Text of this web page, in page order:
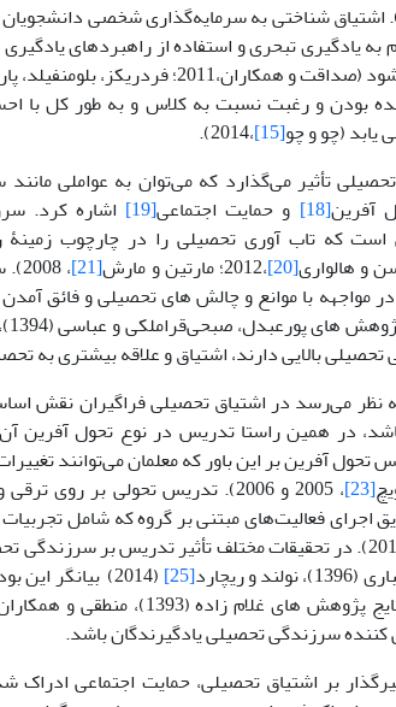
فن، نقو، 2016). اشتیاق شناختی به سرمایه‌گذاری شخصی
به یادگیری تبحری و استفاده از راهبردهای
فردریکز، بلومنفیلد، پاریس
بودن و رغبت نسبت به کلاس و به طور کل با
یابد (چو و چو[15]
،2014).
تأثیر می‌گذارد که می‌توان به عواملی
آفرین[18] و حمایت اجتماعی[19]
اشاره کرد.
است که تاب آوری تحصیلی را در چارچوب
و هالواری[20] ،2012؛ مارتین و مارش [21]
،
مواجهه با موانع و چالش های تحصیلی و فائق
بالایی دارند، اشتیاق و علاقه بیشتری به
نظر می‌رسد در اشتیاق تحصیلی فراگیران نقش
در همین راستا تدریس در نوع تحول آفرین
آفرین بر این باور که معلمان می‌توانند
[23]
، 2005 و 2006). تدریس تحولی بر
اجرای فعالیت‌های مبتنی بر گروه که شامل
، 2012). در تحقیقات مختلف تأثیر تدریس بر
ریچارد
[25]
(2014) بیانگر
سرزندگی تحصیلی یادگیرندگان باشد.
بر اشتیاق تحصیلی، حمایت اجتماعی